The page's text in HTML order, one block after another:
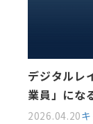
デジタルレ
業員」にな
2026.04.20